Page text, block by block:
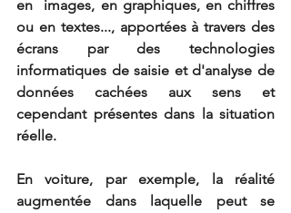
en  images, en graphiques, en chiffres
ou en textes..., apportées à travers des
écrans par des technologies
informatiques de saisie et d'analyse de
données cachées aux sens et
cependant présentes dans la situation
réelle.
En voiture, par exemple, la réalité
augmentée dans laquelle peut se